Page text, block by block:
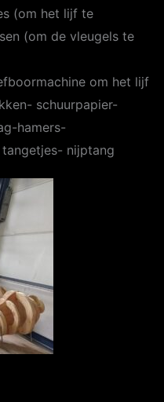
(om het lijf te
(om de vleugels te
om het lijf
schuurpapier-
hamers-
nijptang